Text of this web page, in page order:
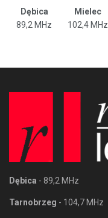
Dębica Mielec
89,2 MHz
102,4 MHz
Dębica - 89,2 MHz
Tarnobrzeg - 104,7 MHz